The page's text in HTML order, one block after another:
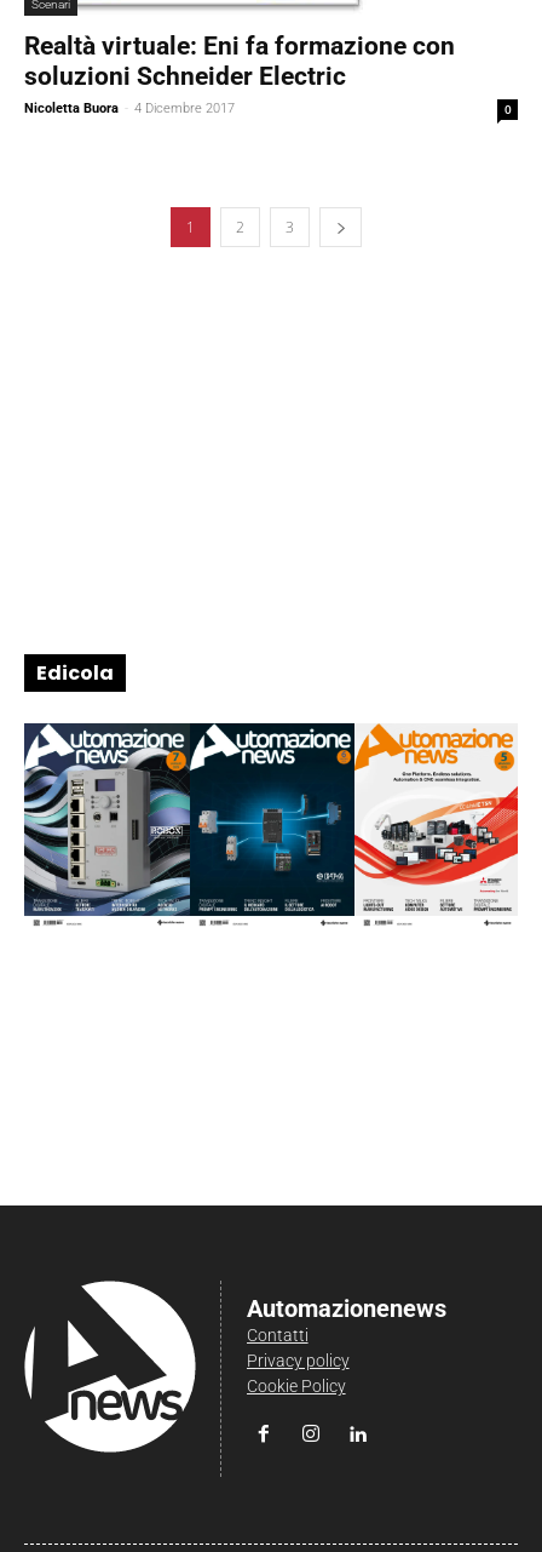
Scenari
Realtà virtuale: Eni fa formazione con
soluzioni Schneider Electric
Nicoletta Buora - 4 Dicembre 2017 0
1 2 3
Edicola
Automazionenews
Contatti
Privacy policy
Cookie Policy